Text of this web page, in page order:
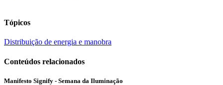
Tópicos
Distribuição de energia e manobra
Conteúdos relacionados
Manifesto Signify - Semana da Iluminação